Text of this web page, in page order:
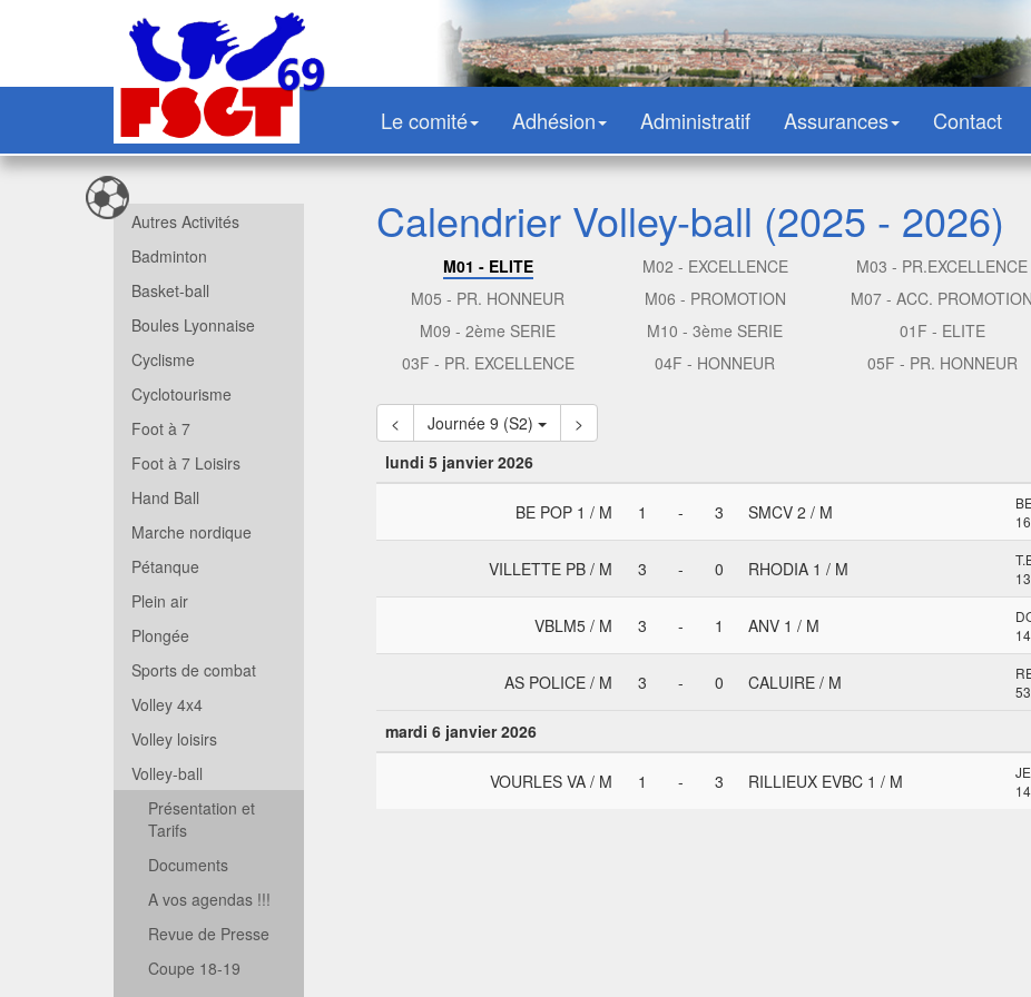
Le comité Adhésion Administratif Assurances Contact
Autres Activités
Badminton
Basket-ball
Boules Lyonnaise
Cyclisme
Cyclotourisme
Foot à 7
Foot à 7 Loisirs
Hand Ball
Marche nordique
Pétanque
Plein air
Plongée
Sports de combat
Volley 4x4
Volley loisirs
Volley-ball
Présentation et
Tarifs
Documents
A vos agendas !!!
Revue de Presse
Coupe 18-19
Calendrier Volley-ball (2025 - 2026)
M01 - ELITE M02 - EXCELLENCE M03 - PR.EXCELLENCE
M05 - PR. HONNEUR
M06 - PROMOTION M07 - ACC. PROMOTION
M09 - 2ème SERIE
M10 - 3ème SERIE 01F - ELITE
03F - PR. EXCELLENCE
04F - HONNEUR 05F - PR. HONNEUR
< Journée 9 (S2)
>
lundi 5 janvier 2026
BE POP 1 / M 1 - 3 SMCV 2 / M
VILLETTE PB / M 3 - 0 RHODIA 1 / M
VBLM5 / M 3 - 1 ANV 1 / M
AS POLICE / M 3 - 0 CALUIRE / M
mardi 6 janvier 2026
VOURLES VA / M 1 - 3 RILLIEUX EVBC 1 / M